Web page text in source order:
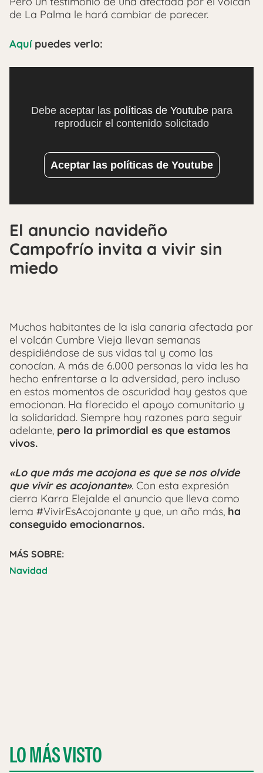
de La Palma le hará cambiar de parecer.
Aquípuedes verlo:
Debe aceptar las políticas de Youtubepara
reproducir el contenido solicitado
Aceptar las políticas de Youtube
El anuncio navideño
Campofrío invita a vivir sin
miedo
Muchos habitantes de la isla canaria afectada por
el volcán Cumbre Vieja llevan semanas
despidiéndose de sus vidas tal y como las
conocían. A más de 6.000 personas la vida les ha
hecho enfrentarse a la adversidad, pero incluso
en estos momentos de oscuridad hay gestos que
emocionan. Ha florecido el apoyo comunitario y
la solidaridad. Siempre hay razones para seguir
adelante, pero la primordial es que estamos
vivos.
«Lo que más me acojona es que se nos olvide
que vivir es acojonante». Con esta expresión
cierra Karra Elejalde el anuncio que lleva como
lema #VivirEsAcojonante y que, un año más, ha
conseguido emocionarnos.
MÁS SOBRE:
Navidad
LO MÁS VISTO